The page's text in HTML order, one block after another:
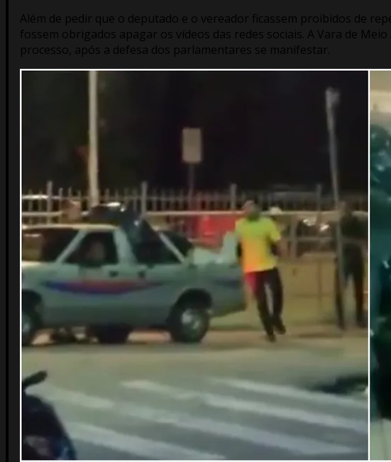
Além de pedir que o deputado e o vereador ficassem proibidos de
fossem obrigados apagar os vídeos das redes sociais. A Vara de
processo, após a defesa dos parlamentares se manifestar.